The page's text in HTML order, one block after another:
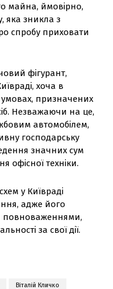
майна, ймовірно,
яка зникла з
спробу приховати
фігурант,
хоча в
призначених
Незважаючи на це,
автомобілем,
господарську
значних сум
офісної техніки.
у Київраді
адже його
повноваженнями,
за свої дії.
Віталій Кличко